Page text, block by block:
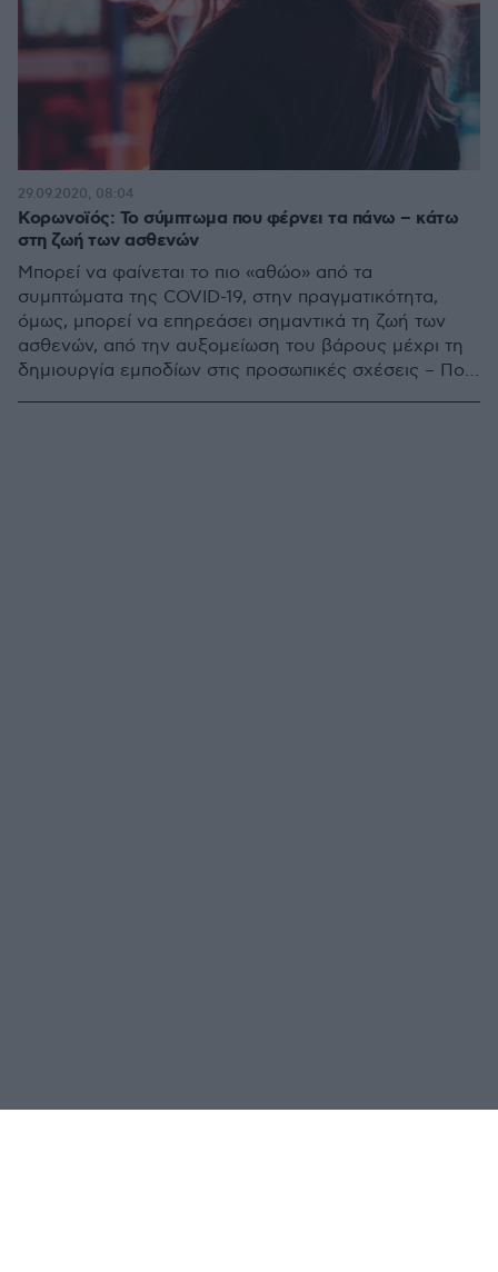
Κορωνοϊός: Το σύμπτωμα που φέρνει τα πάνω – κάτω
στη ζωή των ασθενών
Μπορεί να φαίνεται το πιο «αθώο» από τα
συμπτώματα της COVID-19, στην πραγματικότητα,
όμως, μπορεί να επηρεάσει σημαντικά τη ζωή των
ασθενών, από την αυξομείωση του βάρους μέχρι τη
δημιουργία εμποδίων στις προσωπικές σχέσεις – Ποιο
29.09.2020, 08:04